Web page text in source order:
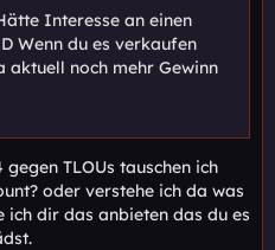
Interesse an einen
Wenn du es verkaufen
aktuell noch mehr Gewinn
gegen TLOUs tauschen ich
oder verstehe ich da was
ich dir das anbieten das du es